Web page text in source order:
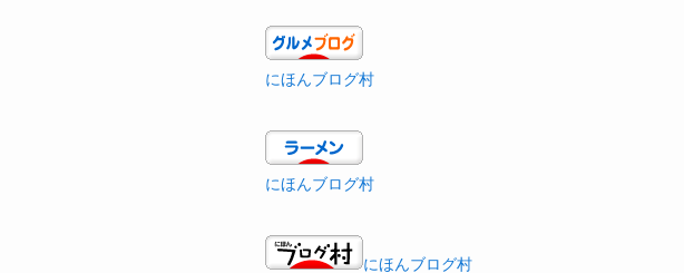
にほんブログ村
にほんブログ村
にほんブログ村